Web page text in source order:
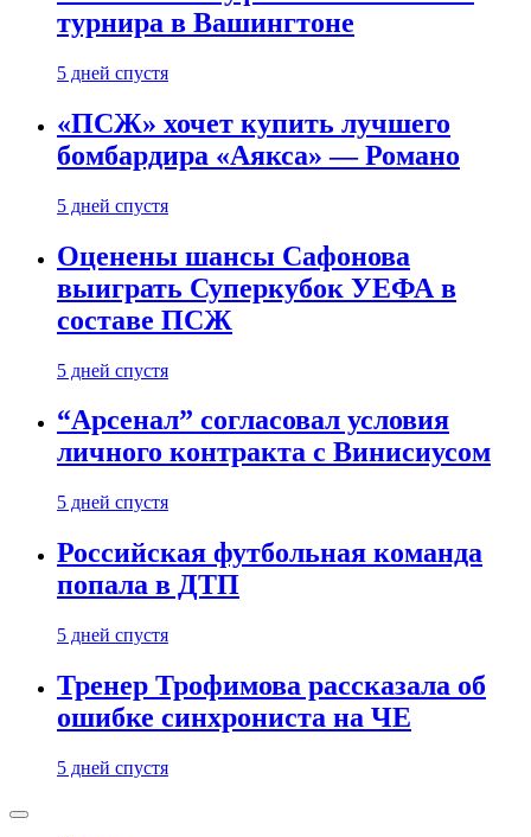
турнира в Вашингтоне
5 дней спустя
«ПСЖ» хочет купить лучшего
бомбардира «Аякса» — Романо
5 дней спустя
Оценены шансы Сафонова
выиграть Суперкубок УЕФА в
составе ПСЖ
5 дней спустя
“Арсенал” согласовал условия
личного контракта с Винисиусом
5 дней спустя
Российская футбольная команда
попала в ДТП
5 дней спустя
Тренер Трофимова рассказала об
ошибке синхрониста на ЧЕ
5 дней спустя